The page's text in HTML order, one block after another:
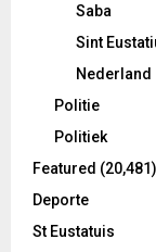
Saba
Sint
Nederland
Politie
Politiek
Featured (20,481)
Deporte
St Eustatuis